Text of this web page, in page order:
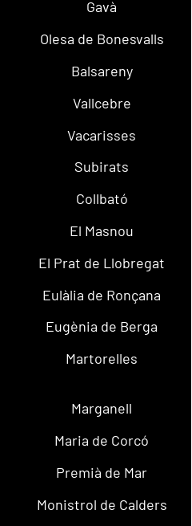
Gavà
Olesa de Bonesvalls
Balsareny
Vallcebre
Vacarisses
Subirats
Collbató
El Masnou
El Prat de Llobregat
Eulàlia de Ronçana
Eugènia de Berga
Martorelles
Marganell
Maria de Corcó
Premià de Mar
Monistrol de Calders